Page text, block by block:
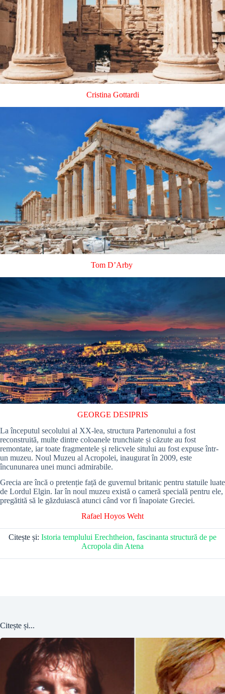
Cristina Gottardi
Tom D’Arby
GEORGE DESIPRIS
La începutul secolului al XX-lea, structura Partenonului a fost
reconstruită, multe dintre coloanele trunchiate și căzute au fost
remontate, iar toate fragmentele și relicvele sitului au fost expuse într-
un muzeu. Noul Muzeu al Acropolei, inaugurat în 2009, este
încununarea unei munci admirabile.
Grecia are încă o pretenție față de guvernul britanic pentru statuile luate
de Lordul Elgin. Iar în noul muzeu există o cameră specială pentru ele,
pregătită să le găzduiască atunci când vor fi înapoiate Greciei.
Rafael Hoyos Weht
Citește și: Istoria templului Erechtheion, fascinanta structură de pe
Acropola din Atena
Citește și...